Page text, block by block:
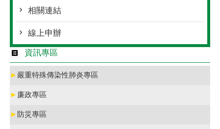
相關連結
線上申辦
資訊專區
► 嚴重特殊傳染性肺炎專區
► 廉政專區
► 防災專區